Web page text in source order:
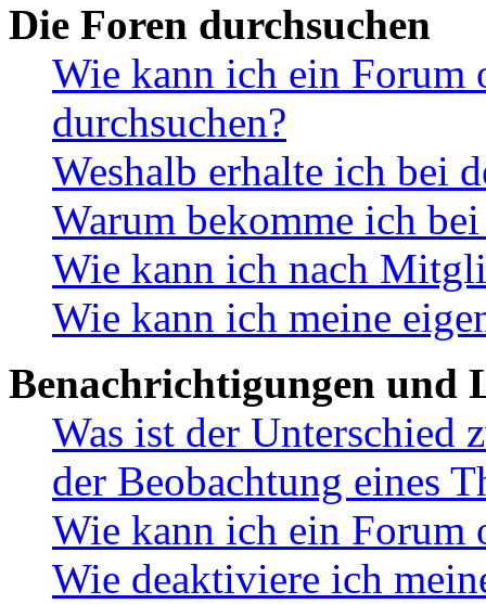
Die Foren durchsuchen
Wie kann ich ein Forum
durchsuchen?
Weshalb erhalte ich bei
Warum bekomme ich
Wie kann ich nach
Wie kann ich meine
Benachrichtigungen und
Was ist der Unterschied
der Beobachtung eines
Wie kann ich ein Forum
Wie deaktiviere ich